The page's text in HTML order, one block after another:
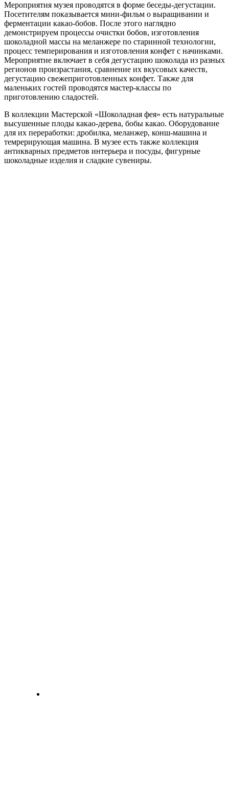
Мероприятия музея проводятся в форме беседы-дегустации.
Посетителям показывается мини-фильм о выращивании и
ферментации какао-бобов. После этого наглядно
демонстрируем процессы очистки бобов, изготовления
шоколадной массы на меланжере по старинной технологии,
процесс темперирования и изготовления конфет с начинками.
Мероприятие включает в себя дегустацию шоколада из разных
регионов произрастания, сравнение их вкусовых качеств,
дегустацию свежеприготовленных конфет. Также для
маленьких гостей проводятся мастер-классы по
приготовлению сладостей.
В коллекции Мастерской «Шоколадная фея» есть натуральные
высушенные плоды какао-дерева, бобы какао. Оборудование
для их переработки: дробилка, меланжер, конш-машина и
темрерирующая машина. В музее есть также коллекция
антикварных предметов интерьера и посуды, фигурные
шоколадные изделия и сладкие сувениры.